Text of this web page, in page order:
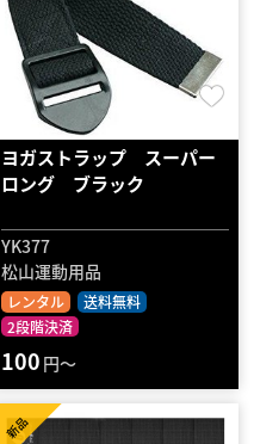
ヨガストラップ スーパー
ロング ブラック
YK377
松山運動用品
レンタル
送料無料
2段階決済
100 円～
新品